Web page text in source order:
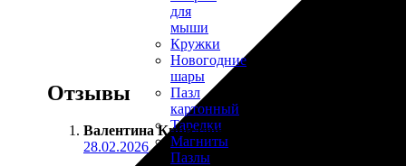
для
мыши
Кружки
Новогодние
шары
Пазл
картонный
Тарелки
Магниты
Пазлы
Отзывы
Валентина Кириллова
28.02.2026